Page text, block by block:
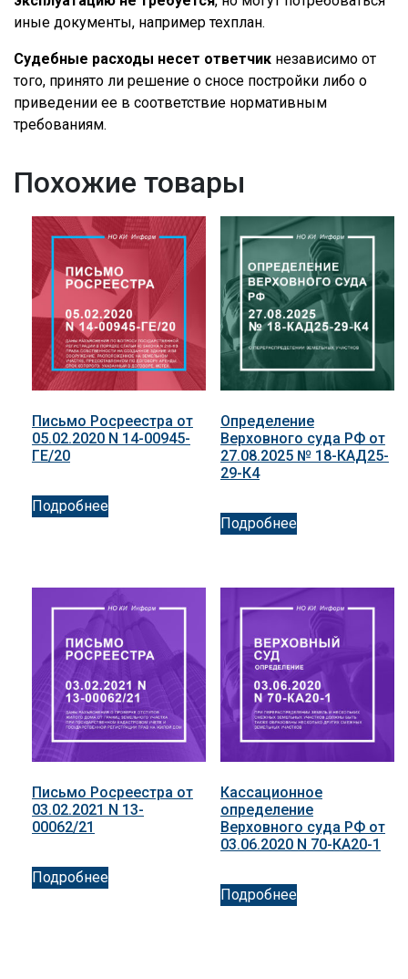
иные документы, например техплан.
Судебные расходы несет ответчик независимо от
того, принято ли решение о сносе постройки либо о
приведении ее в соответствие нормативным
требованиям.
Похожие товары
Письмо Росреестра от
05.02.2020 N 14-00945-
ГЕ/20
Подробнее
Определение
Верховного суда РФ от
27.08.2025 № 18-КАД25-
29-К4
Подробнее
Письмо Росреестра от
03.02.2021 N 13-
00062/21
Подробнее
Кассационное
определение
Верховного суда РФ от
03.06.2020 N 70-КА20-1
Подробнее